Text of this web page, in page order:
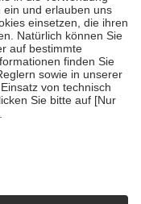
18. Lebensjahr
die von der
echte Bewertungen